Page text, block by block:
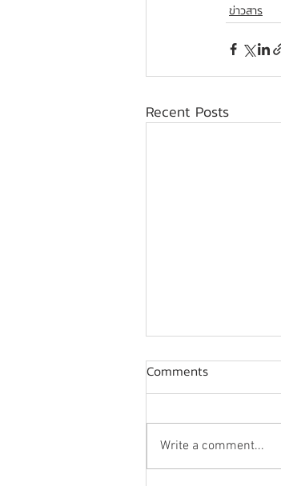
ข่าวสาร
Recent Posts
Comments
Write a comment...